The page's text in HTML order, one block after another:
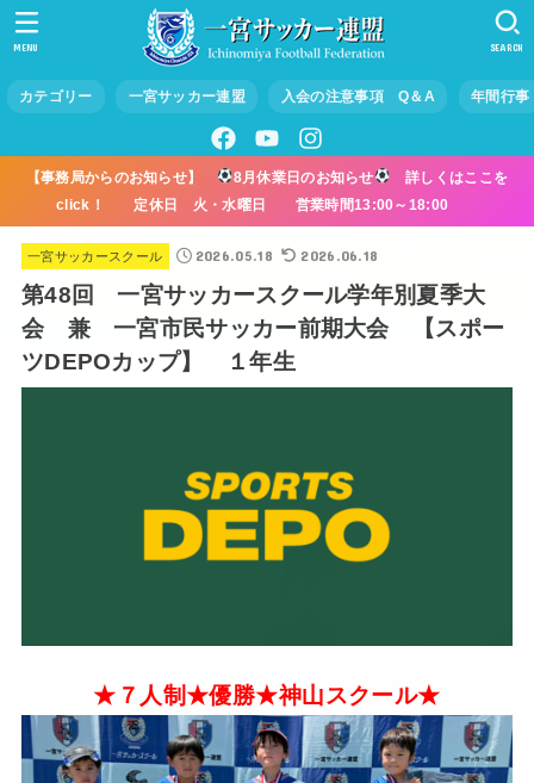
カテゴリー 一宮サッカー連盟 入会の注意事項 Q＆A 年間行事
SEARCH
MENU
【事務局からのお知らせ】 8月休業日のお知らせ
詳しくはここを
click！ 定休日 火・水曜日 営業時間13:00～18:00
一宮サッカースクール 2026.05.18 2026.06.18
第48回 一宮サッカースクール学年別夏季大
会 兼 一宮市民サッカー前期大会 【スポー
ツDEPOカップ】 １年生
★７人制★優勝★神山スクール★